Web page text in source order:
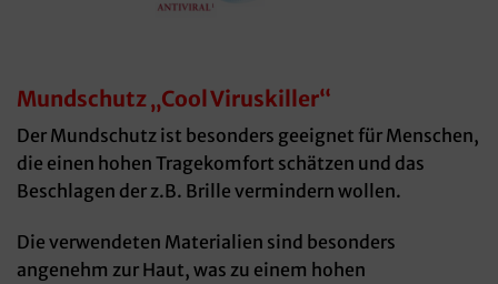
Mundschutz „Cool Viruskiller“
Der Mundschutz ist besonders geeignet für Menschen,
die einen hohen Tragekomfort schätzen und das
Beschlagen der z.B. Brille vermindern wollen.
Die verwendeten Materialien sind besonders
angenehm zur Haut, was zu einem hohen